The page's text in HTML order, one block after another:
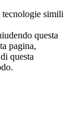
simili
questa
pagina,
questa